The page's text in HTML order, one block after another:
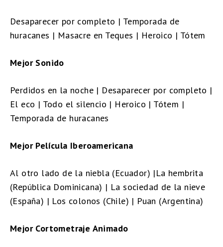
Desaparecer por completo | Temporada de
huracanes | Masacre en Teques | Heroico | Tótem
Mejor Sonido
Perdidos en la noche | Desaparecer por completo |
El eco | Todo el silencio | Heroico | Tótem |
Temporada de huracanes
Mejor Película Iberoamericana
Al otro lado de la niebla (Ecuador) |La hembrita
(República Dominicana) | La sociedad de la nieve
(España) | Los colonos (Chile) | Puan (Argentina)
Mejor Cortometraje Animado